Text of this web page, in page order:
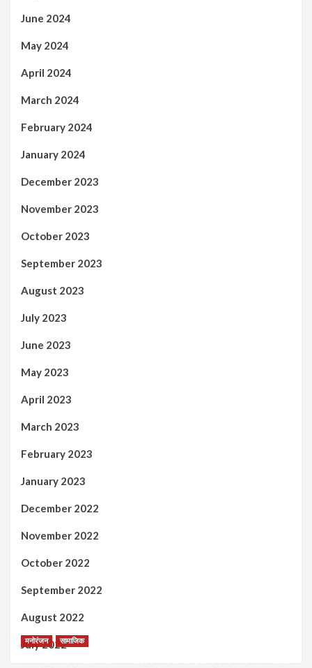
June 2024
May 2024
April 2024
March 2024
February 2024
January 2024
December 2023
November 2023
October 2023
September 2023
August 2023
July 2023
June 2023
May 2023
April 2023
March 2023
February 2023
January 2023
December 2022
November 2022
October 2022
September 2022
August 2022
July 2022
मनोरंजन सामाजिक